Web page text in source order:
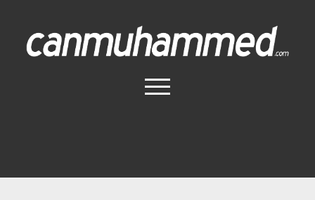
Canmuhammed.com
menüyü
aç